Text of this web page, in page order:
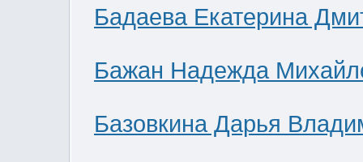
Бадаева Екатерина
Бажан Надежда
Базовкина Дарья